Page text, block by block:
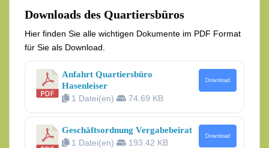
Downloads des Quartiersbüros
Hier finden Sie alle wichtigen Dokumente im PDF Format
für Sie als Download.
Anfahrt Quartiersbüro
Hasenleiser
1 Datei(en)
74.69 KB
Download
Geschäftsordnung Vergabebeirat
1 Datei(en)
193.42 KB
Download